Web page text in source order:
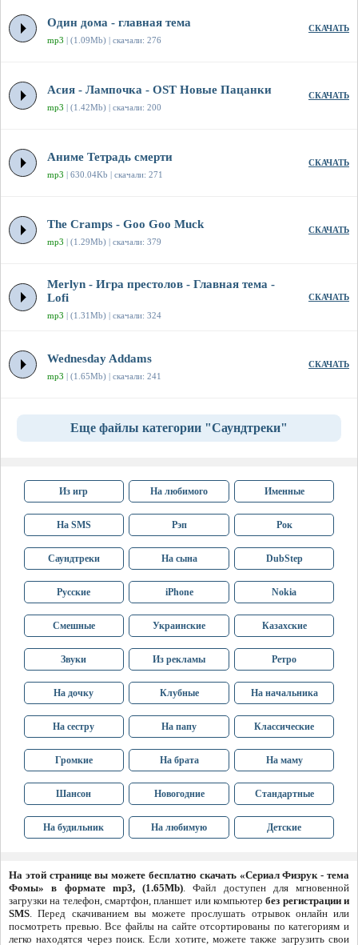
Один дома - главная тема
mp3 | (1.09Mb) | скачали: 276
СКАЧАТЬ
Асия - Лампочка - OST Новые Пацанки
mp3 | (1.42Mb) | скачали: 200
СКАЧАТЬ
Аниме Тетрадь смерти
mp3 | 630.04Kb | скачали: 271
СКАЧАТЬ
The Cramps - Goo Goo Muck
mp3 | (1.29Mb) | скачали: 379
СКАЧАТЬ
Merlyn - Игра престолов - Главная тема -
Lofi
mp3 | (1.31Mb) | скачали: 324
СКАЧАТЬ
Wednesday Addams
mp3 | (1.65Mb) | скачали: 241
СКАЧАТЬ
Еще файлы категории "Саундтреки"
Из игр На любимого Именные
На SMS Рэп Рок
Саундтреки На сына DubStep
Русские iPhone Nokia
Смешные Украинские Казахские
Звуки Из рекламы Ретро
На дочку Клубные На начальника
На сестру На папу Классические
Громкие На брата На маму
Шансон Новогодние Стандартные
На будильник На любимую Детские
На этой странице вы можете бесплатно скачать «Сериал Физрук - тема
Фомы» в формате mp3, (1.65Mb). Файл доступен для мгновенной
загрузки на телефон, смартфон, планшет или компьютербез регистрации и
SMS. Перед скачиванием вы можете прослушать отрывок онлайн или
посмотреть превью. Все файлы на сайте отсортированы по категориям и
легко находятся через поиск. Если хотите, можете также загрузить свои